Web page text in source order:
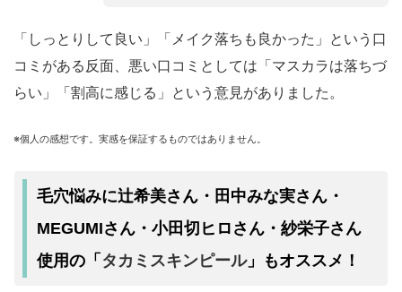
「しっとりして良い」「メイク落ちも良かった」という口
コミがある反面、悪い口コミとしては「マスカラは落ちづ
らい」「割高に感じる」という意見がありました。
※個人の感想です。実感を保証するものではありません。
毛穴悩みに辻希美さん・田中みな実さん・
MEGUMIさん・小田切ヒロさん・紗栄子さん
使用の「 タカミスキンピール」もオススメ！